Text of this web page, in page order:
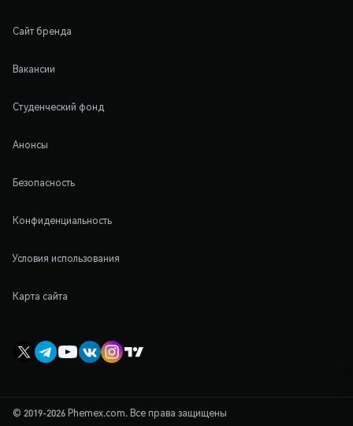
Сайт бренда
Вакансии
Студенческий фонд
Анонсы
Безопасность
Конфиденциальность
Условия использования
Карта сайта
© 2019-2026 Phemex.com. Все права защищены